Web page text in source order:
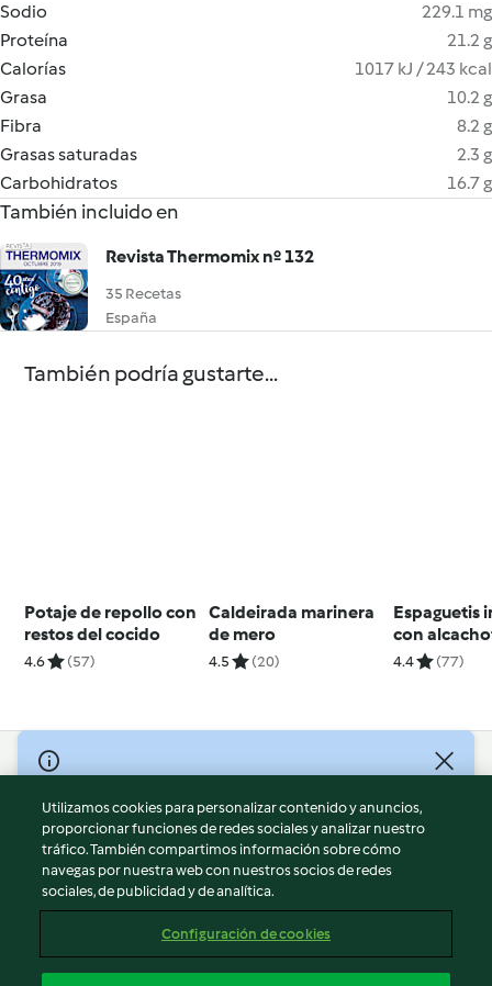
Sodio
229.1 mg
Proteína
21.2 g
Calorías
1017 kJ / 243 kcal
Grasa
10.2 g
Fibra
8.2 g
Grasas saturadas
2.3 g
Carbohidratos
16.7 g
También incluido en
Revista Thermomix nº 132
35 Recetas
España
También podría gustarte...
Potaje de repollo con
restos del cocido
4.6 (57)
Caldeirada marinera
de mero
4.5 (20)
Espaguetis
con
jamón
4.4 (77)
© Copyright 2026
Términos de uso
Política de privacidad
Aviso legal
Información legal
Reportar contenido
Utilizamos cookies para personalizar contenido y anuncios,
proporcionar funciones de redes sociales y analizar nuestro
tráfico. También compartimos información sobre cómo
navegas por nuestra web con nuestros socios de redes
sociales, de publicidad y de analítica.
Configuración de cookies